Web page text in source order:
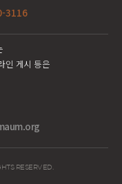
3116
인 게시 등은
RESERVED.